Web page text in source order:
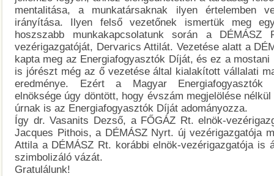
mentalitása, a munkatársaknak ilyen értelemben
irányítása. Ilyen felső vezetőnek ismertük meg
hoszszabb munkakapcsolatunk során a
vezérigazgatóját, Dervarics Attilát. Vezetése alatt a
kapta meg az Energiafogyasztók Díját, és ez a mostani
is jórészt még az ő vezetése által kialakított vállalati
eredménye. Ezért a Magyar Energiafogyasztók
elnöksége úgy döntött, hogy évszám megjelölése
úrnak is az Energiafogyasztók Díját adományozza.
Így dr. Vasanits Dezső, a FŐGÁZ Rt. elnök-
Jacques Pithois, a DÉMÁSZ Nyrt. új vezérigazgatója
Attila a DÉMÁSZ Rt. korábbi elnök-vezérigazgatója is
szimbolizáló vázát.
Gratulálunk!